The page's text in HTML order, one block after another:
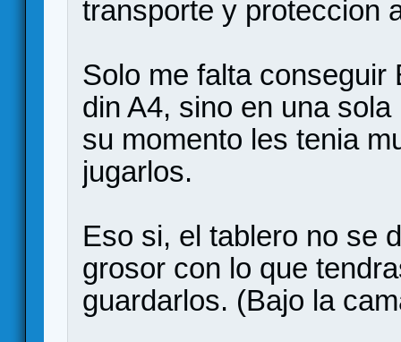
transporte y proteccion
Solo me falta conseguir
din A4, sino en una
su momento les tenia
jugarlos.
Eso si, el tablero no se
grosor con lo que
guardarlos. (Bajo la